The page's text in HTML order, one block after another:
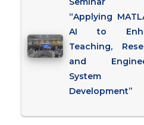
“Applying
AI to
Teaching,
and
System
Development”